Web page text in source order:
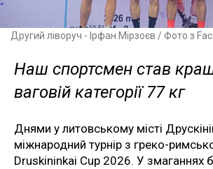
Другий ліворуч - Ірфан Мірзоєв / Фото з
Наш спортсмен став
ваговій категорії 77 кг
Днями у литовському місті
міжнародний турнір з греко-
Druskininkai Cup 2026. У змаганнях